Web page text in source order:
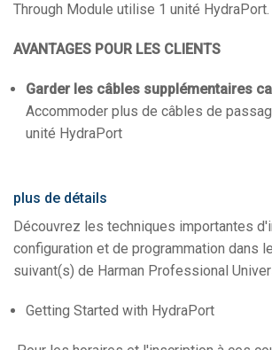
Through Module utilise 1 unité HydraPort.
AVANTAGES POUR LES CLIENTS
Garder les câbles supplémentaires
Accommoder plus de câbles de
unité HydraPort
plus de détails
Découvrez les techniques importantes
configuration et de programmation dans
suivant(s) de Harman Professional
Getting Started with HydraPort